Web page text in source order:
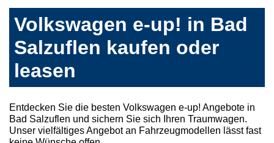
Volkswagen e-up! in Bad
Salzuflen kaufen oder
leasen
Entdecken Sie die besten Volkswagen e-up! Angebote in
Bad Salzuflen und sichern Sie sich Ihren Traumwagen.
Unser vielfältiges Angebot an Fahrzeugmodellen lässt fast